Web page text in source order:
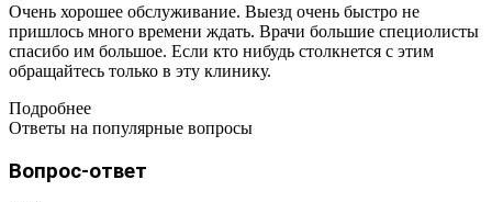
Очень хорошее обслуживание. Выезд очень быстро не
пришлось много времени ждать. Врачи большие специолисты
спасибо им большое. Если кто нибудь столкнется с этим
обращайтесь только в эту клинику.
Подробнее
Ответы на популярные вопросы
Вопрос-ответ